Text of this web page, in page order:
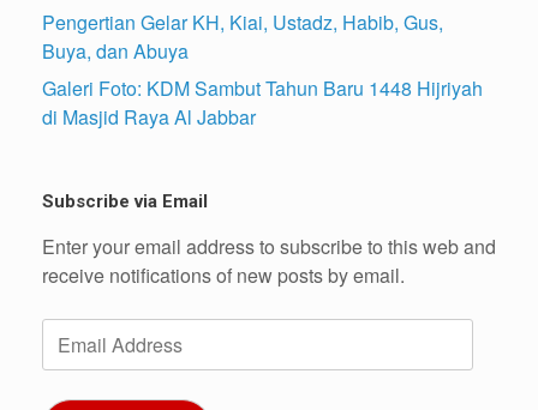
Pengertian Gelar KH, Kiai, Ustadz, Habib, Gus,
Buya, dan Abuya
Galeri Foto: KDM Sambut Tahun Baru 1448 Hijriyah
di Masjid Raya Al Jabbar
Subscribe via Email
Enter your email address to subscribe to this web and
receive notifications of new posts by email.
Address